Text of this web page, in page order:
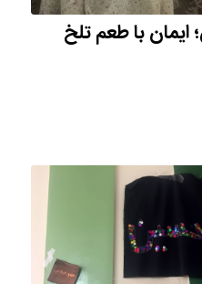
ایمان با طعم تلخ